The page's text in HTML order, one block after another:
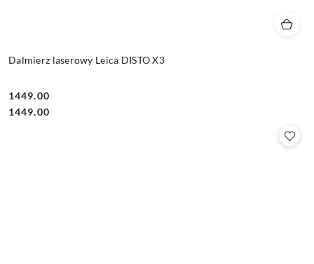
Dalmierz laserowy Leica DISTO X3
Cena:
1449.00
Cena:
1449.00